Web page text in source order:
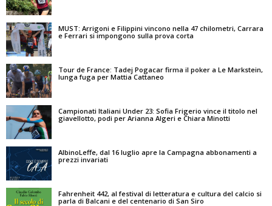
MUST: Arrigoni e Filippini vincono nella 47 chilometri, Carrara
e Ferrari si impongono sulla prova corta
Tour de France: Tadej Pogacar firma il poker a Le Markstein,
lunga fuga per Mattia Cattaneo
Campionati Italiani Under 23: Sofia Frigerio vince il titolo nel
giavellotto, podi per Arianna Algeri e Chiara Minotti
AlbinoLeffe, dal 16 luglio apre la Campagna abbonamenti a
prezzi invariati
Fahrenheit 442, al festival di letteratura e cultura del calcio si
parla di Balcani e del centenario di San Siro